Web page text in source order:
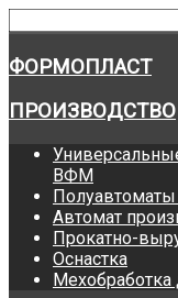
ФОРМОПЛАСТ
ПРОИЗВОДСТВО
ВФМ
Автомат
Прокатно-
Оснастка
Мехобработка